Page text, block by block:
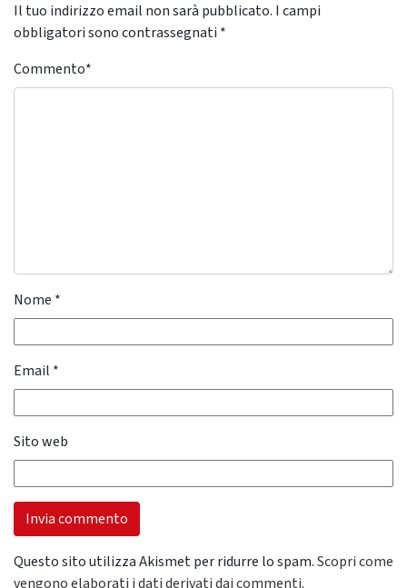
Il tuo indirizzo email non sarà pubblicato. I campi
obbligatori sono contrassegnati *
Commento*
Nome *
Email *
Sito web
Questo sito utilizza Akismet per ridurre lo spam.Scopri come
vengono elaborati i dati derivati dai commenti.